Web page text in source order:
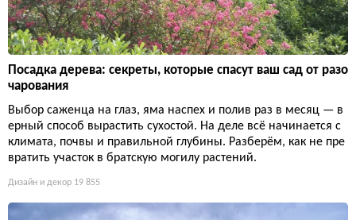
Посадка дерева: секреты, которые спасут ваш сад от разо
чарования
Выбор саженца на глаз, яма наспех и полив раз в месяц — в
ерный способ вырастить сухостой. На деле всё начинается с
климата, почвы и правильной глубины. Разберём, как не пре
вратить участок в братскую могилу растений.
Дизайн и декор 19 855